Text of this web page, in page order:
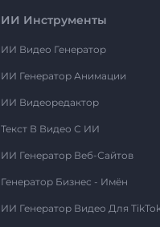
ИИ Инструменты
ИИ Видео Генератор
ИИ Генератор Анимации
ИИ Видеоредактор
Текст В Видео С ИИ
ИИ Генератор Веб-Сайтов
Генератор Бизнес - Имён
ИИ Генератор Видео Для TikTok